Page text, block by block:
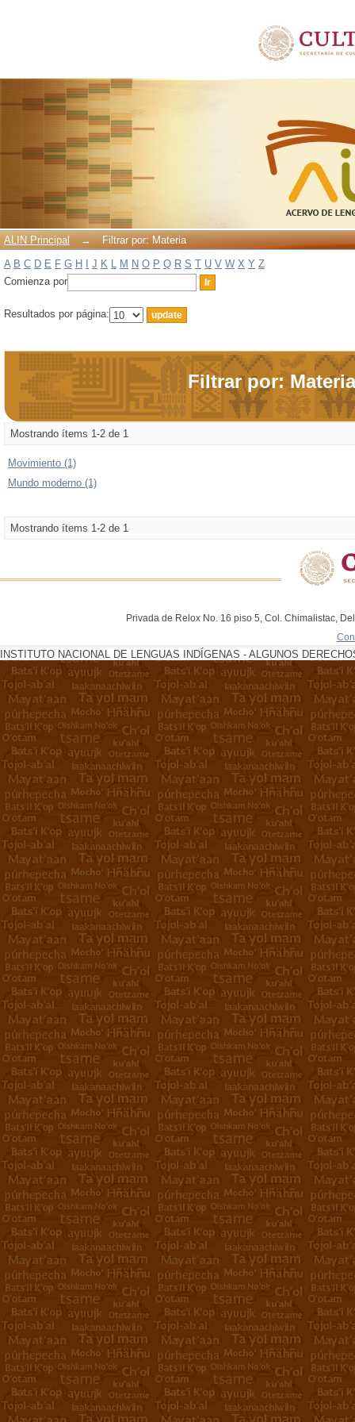
ALIN Principal →
Filtrar por: Materia
A B C D E F G H J K L M N O P Q R S T U V W X Y Z
Comienza por
Resultados por página:
Filtrar por: Materia
Mostrando ítems 1-2 de 1
Movimiento (1)
Mundo moderno (1)
Mostrando ítems 1-2 de 1
Privada de Relox No. 16 piso 5, Col. Chimalistac,
INSTITUTO NACIONAL DE LENGUAS INDÍGENAS - ALGUNOS